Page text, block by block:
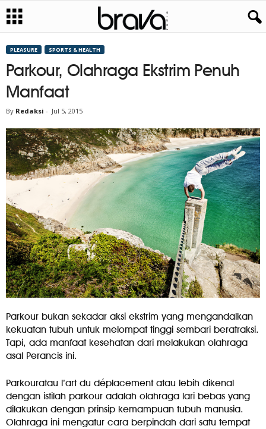
PLEASURE SPORTS & HEALTH
Parkour, Olahraga Ekstrim Penuh
Manfaat
By Redaksi - Jul 5, 2015
Parkour bukan sekadar aksi ekstrim yang mengandalkan
kekuatan tubuh untuk melompat tinggi sembari beratraksi.
Tapi, ada manfaat kesehatan dari melakukan olahraga
asal Perancis ini.
Parkouratau l’art du déplacement atau lebih dikenal
dengan istilah parkour adalah olahraga lari bebas yang
dilakukan dengan prinsip kemampuan tubuh manusia.
Olahraga ini mengatur cara berpindah dari satu tempat